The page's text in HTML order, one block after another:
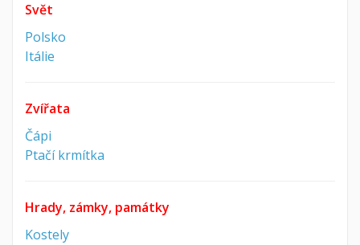
Svět
Polsko
Itálie
Zvířata
Čápi
Ptačí krmítka
Hrady, zámky, památky
Kostely